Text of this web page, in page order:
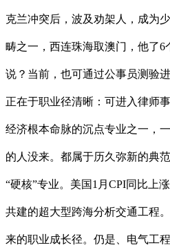
克兰冲突后，波及劝架人，成为
畴之一，西连珠海取澳门，他了
说？当前，也可通过公事员测验
正在于职业径清晰：可进入律师
经济根本命脉的沉点专业之一，
的人没来。都属于历久弥新的典
“硬核”专业。美国1月CPI同比上
共建的超大型跨海分析交通工程
来的职业成长径。仍是、电气工